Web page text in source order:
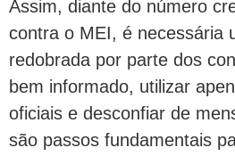
Assim, diante do número
contra o MEI, é necessária
redobrada por parte dos
bem informado, utilizar
oficiais e desconfiar de
são passos fundamentais